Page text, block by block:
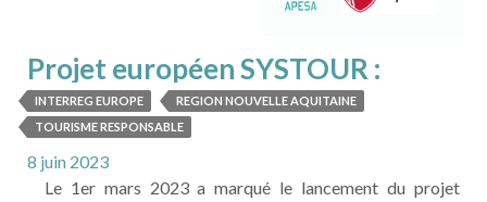
Projet européen SYSTOUR :
dossier de présentation
INTERREG EUROPE
REGION NOUVELLE AQUITAINE
TOURISME RESPONSABLE
8 juin 2023
Le 1er mars 2023 a marqué le lancement du projet